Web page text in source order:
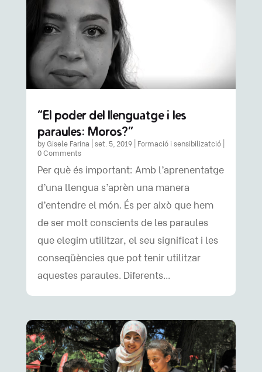
“El poder del llenguatge i les
paraules: Moros?”
by Gisele Farina set. 5, 2019| Formació i sensibilizatció|
0 Comments
Per què és important: Amb l’aprenentatge
d’una llengua s’aprèn una manera
d’entendre el món. És per això que hem
de ser molt conscients de les paraules
que elegim utilitzar, el seu significat i les
conseqüències que pot tenir utilitzar
aquestes paraules. Diferents...